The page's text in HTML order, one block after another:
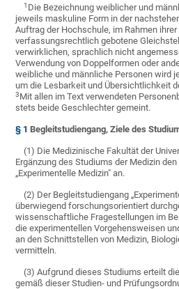
1 Die Bezeichnung weiblicher und
jeweils maskuline Form in der
Auftrag der Hochschule, im Rahmen
verfassungsrechtlich gebotene
verwirklichen, sprachlich nicht
Verwendung von Doppelformen oder
weibliche und männliche Personen wird
um die Lesbarkeit und Übersichtlichkeit
3Mit allen im Text verwendeten
stets beide Geschlechter gemeint.
§ 1 Begleitstudiengang, Ziele des
(1) Die Medizinische Fakultät der
Ergänzung des Studiums der Medizin
„Experimentelle Medizin" an.
(2) Der Begleitstudiengang
überwiegend forschungsorientiert
wissenschaftliche Fragestellungen im
die experimentellen Vorgehensweisen
an den Schnittstellen von Medizin,
vermitteln.
(3) Aufgrund dieses Studiums erteilt
gemäß dieser Studien- und